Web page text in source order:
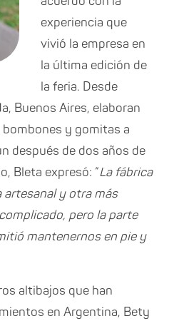
experiencia que
vivió la empresa en
la última edición de
la feria. Desde
Buenos Aires, elaboran
bombones y gomitas a
después de dos años de
Bleta expresó: “La fábrica
artesanal y otra más
pero la parte
mantenernos en pie y
altibajos que han
en Argentina, Bety